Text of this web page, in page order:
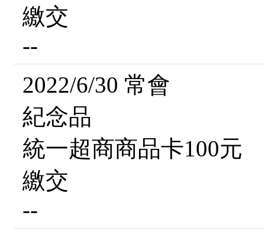
繳交
--
2022/6/30 常會
紀念品
統一超商商品卡100元
繳交
--